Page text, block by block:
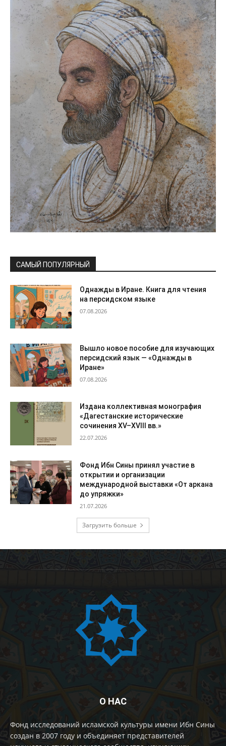
САМЫЙ ПОПУЛЯРНЫЙ
Однажды в Иране. Книга для чтения
на персидском языке
07.08.2026
Вышло новое пособие для изучающих
персидский язык — «Однажды в
Иране»
07.08.2026
Издана коллективная монография
«Дагестанские исторические
сочинения XV–XVIII вв.»
22.07.2026
Фонд Ибн Сины принял участие в
открытии и организации
международной выставки «От аркана
до упряжки»
21.07.2026
Загрузить больше
О НАС
Фонд исследований исламской культуры имени Ибн Сины
создан в 2007 году и объединяет представителей